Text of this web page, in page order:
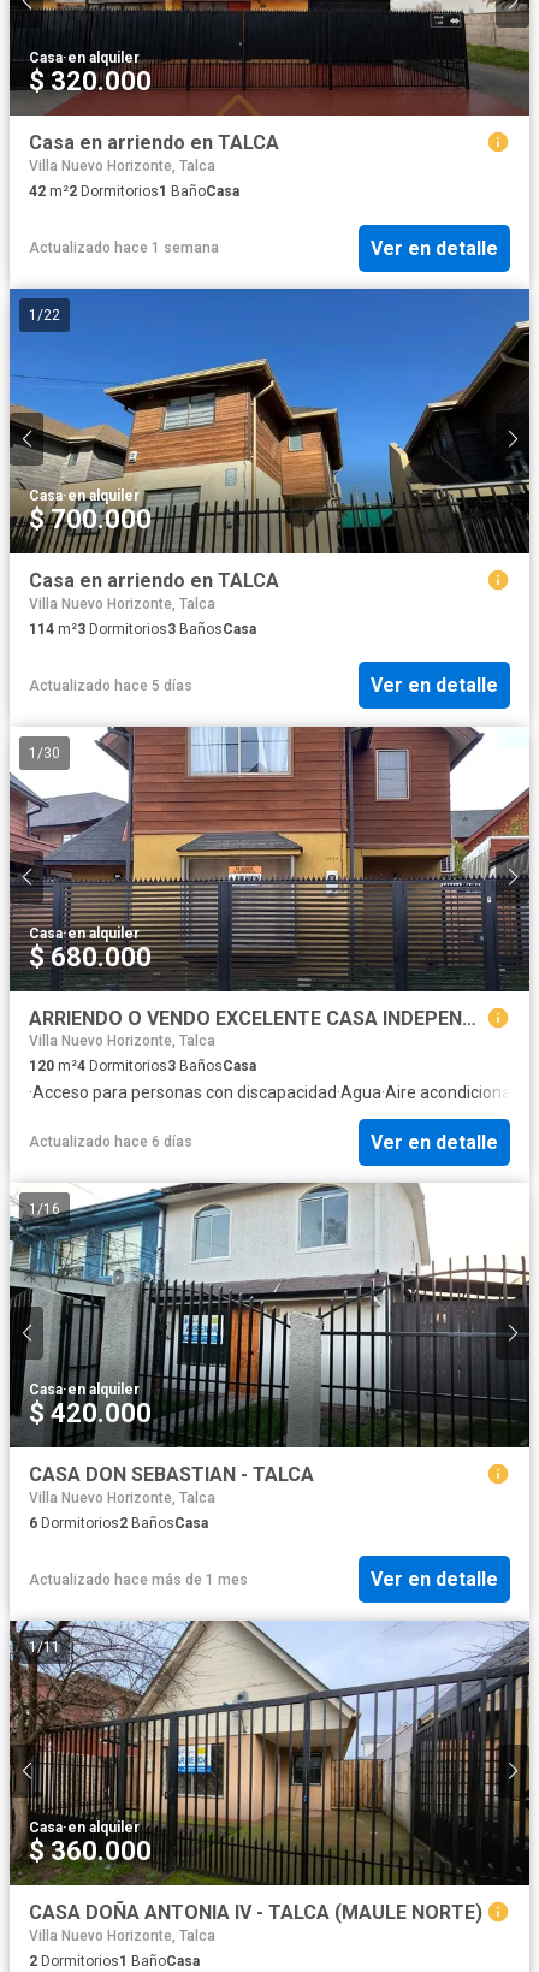
Casa·en alquiler
$ 320.000
Casa en arriendo en TALCA
Villa Nuevo Horizonte, Talca
42 m²2 Dormitorios1 BañoCasa
Actualizado hace 1 semana Ver en detalle
1 /22
Casa·en alquiler
$ 700.000
Casa en arriendo en TALCA
Villa Nuevo Horizonte, Talca
114 m²3 Dormitorios3 BañosCasa
Actualizado hace 5 días Ver en detalle
1 /30
Casa·en alquiler
$ 680.000
ARRIENDO O VENDO EXCELENTE CASA INDEPENDIENTE EN SECTOR LAS RASTRAS, MUY CERCANA A UNIVERSIDAD CATOLICA, MALL PLAZA MAULE
Villa Nuevo Horizonte, Talca
120 m²4 Dormitorios3 BañosCasa
·Acceso para personas con discapacidad·Agua·Aire acondicionado
Actualizado hace 6 días Ver en detalle
1/16
Casa·en alquiler
$ 420.000
CASA DON SEBASTIAN - TALCA
Villa Nuevo Horizonte, Talca
6 Dormitorios2 BañosCasa
Actualizado hace más de 1 mes Ver en detalle
1/11
Casa·en alquiler
$ 360.000
CASA DOÑA ANTONIA IV - TALCA (MAULE NORTE)
Villa Nuevo Horizonte, Talca
2 Dormitorios1 BañoCasa